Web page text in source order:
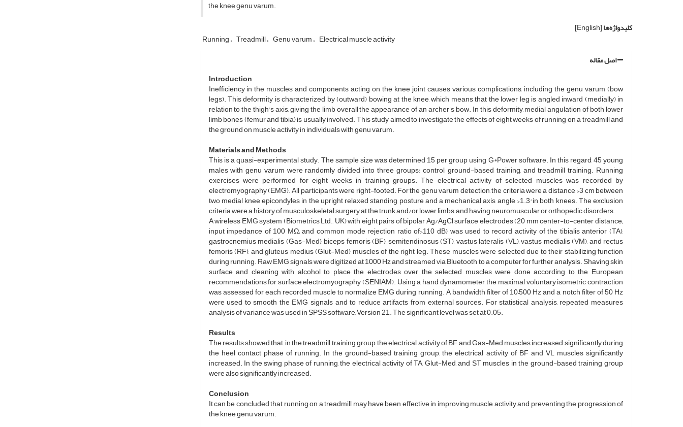
the knee genu varum.
کلیدواژه‌ها[English]
Running Treadmill Genu varum Electrical muscle activity
اصل مقاله
Introduction
Inefficiency in the muscles and components acting on the knee joint causes various complications, including the genu varum (bow
legs). This deformity is characterized by (outward) bowing at the knee, which means that the lower leg is angled inward (medially) in
relation to the thigh’s axis, giving the limb overall the appearance of an archer’s bow. In this deformity, medial angulation of both lower
limb bones (femur and tibia) is usually involved. This study aimed to investigate the effects of eight weeks of running on a treadmill and
the ground on muscle activity in individuals with genu varum.
Materials and Methods
This is a quasi-experimental study. The sample size was determined 15 per group using G*Power software. In this regard, 45 young
males with genu varum were randomly divided into three groups: control, ground-based training, and treadmill training. Running
exercises were performed for eight weeks in training groups. The electrical activity of selected muscles was recorded by
electromyography (EMG). All participants were right-footed. For the genu varum detection, the criteria were a distance >3 cm between
two medial knee epicondyles in the upright relaxed standing posture and a mechanical axis angle >1.3° in both knees. The exclusion
criteria were a history of musculoskeletal surgery at the trunk and/or lower limbs, and having neuromuscular or orthopedic disorders.
A wireless EMG system (Biometrics Ltd., UK) with eight pairs of bipolar Ag/AgCl surface electrodes (20 mm center-to-center distance;
input impedance of 100 MΩ; and common mode rejection ratio of>110 dB) was used to record activity of the tibialis anterior (TA),
gastrocnemius medialis (Gas-Med), biceps femoris (BF), semitendinosus (ST), vastus lateralis (VL), vastus medialis (VM), and rectus
femoris (RF), and gluteus medius (Glut-Med) muscles of the right leg. These muscles were selected due to their stabilizing function
during running. Raw EMG signals were digitized at 1000 Hz and streamed via Bluetooth to a computer for further analysis. Shaving skin
surface and cleaning with alcohol to place the electrodes over the selected muscles were done according to the European
recommendations for surface electromyography (SENIAM). Using a hand dynamometer, the maximal voluntary isometric contraction
was assessed for each recorded muscle to normalize EMG during running. A bandwidth filter of 10–500 Hz and a notch filter of 50 Hz
were used to smooth the EMG signals and to reduce artifacts from external sources. For statistical analysis, repeated measures
analysis of variance was used in SPSS software, Version 21. The significant level was set at 0.05.
Results
The results showed that, in the treadmill training group, the electrical activity of BF and Gas-Med muscles increased significantly during
the heel contact phase of running. In the ground-based training group, the electrical activity of BF and VL muscles significantly
increased. In the swing phase of running, the electrical activity of TA, Glut-Med, and ST muscles in the ground-based training group
were also significantly increased.
Conclusion
It can be concluded that running on a treadmill may have been effective in improving muscle activity and preventing the progression of
the knee genu varum.